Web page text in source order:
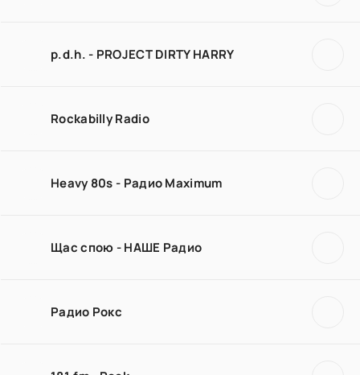
p.d.h. - PROJECT DIRTY HARRY
Rockabilly Radio
Heavy 80s - Радио Maximum
Щас спою - НАШЕ Радио
Радио Рокс